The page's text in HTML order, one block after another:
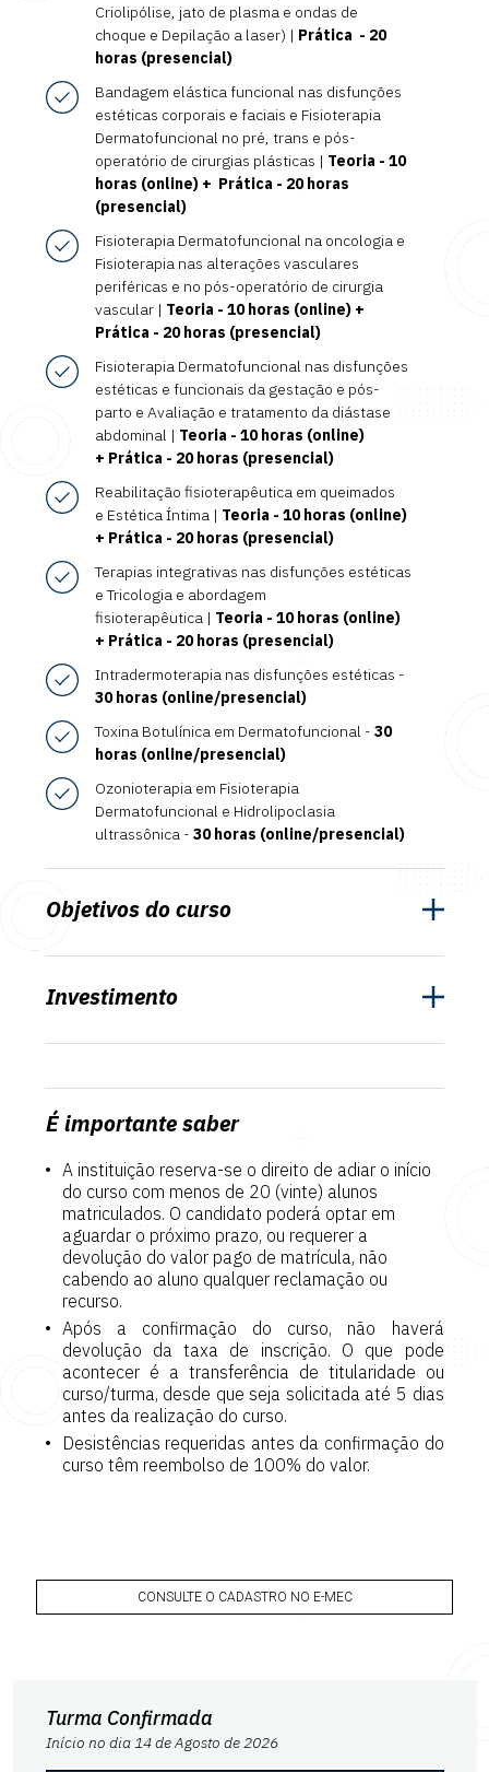
Criolipólise, jato de plasma e ondas de
choque e Depilação a laser) | Prática - 20
horas (presencial)
Bandagem elástica funcional nas disfunções
estéticas corporais e faciais e Fisioterapia
Dermatofuncional no pré, trans e pós-
operatório de cirurgias plásticas | Teoria - 10
horas (online) + Prática - 20 horas
(presencial)
Fisioterapia Dermatofuncional na oncologia e
Fisioterapia nas alterações vasculares
periféricas e no pós-operatório de cirurgia
vascular | Teoria - 10 horas (online) +
Prática - 20 horas (presencial)
Fisioterapia Dermatofuncional nas disfunções
estéticas e funcionais da gestação e pós-
parto e Avaliação e tratamento da diástase
abdominal | Teoria - 10 horas (online)
+ Prática - 20 horas (presencial)
Reabilitação fisioterapêutica em queimados
e Estética Íntima | Teoria - 10 horas (online)
+ Prática - 20 horas (presencial)
Terapias integrativas nas disfunções estéticas
e Tricologia e abordagem
fisioterapêutica | Teoria - 10 horas (online)
+ Prática - 20 horas (presencial)
Intradermoterapia nas disfunções estéticas -
30 horas (online/presencial)
Toxina Botulínica em Dermatofuncional - 30
horas (online/presencial)
Ozonioterapia em Fisioterapia
Dermatofuncional e Hidrolipoclasia
ultrassônica - 30 horas (online/presencial)
Objetivos do curso
Investimento
É importante saber
A instituição reserva-se o direito de adiar o início
do curso com menos de 20 (vinte) alunos
matriculados. O candidato poderá optar em
aguardar o próximo prazo, ou requerer a
devolução do valor pago de matrícula, não
cabendo ao aluno qualquer reclamação ou
recurso.
Após a confirmação do curso, não haverá
devolução da taxa de inscrição. O que pode
acontecer é a transferência de titularidade ou
curso/turma, desde que seja solicitada até 5 dias
antes da realização do curso.
Desistências requeridas antes da confirmação do
curso têm reembolso de 100% do valor.
CONSULTE O CADASTRO NO E-MEC
Turma Confirmada
Início no dia 14 de Agosto de 2026